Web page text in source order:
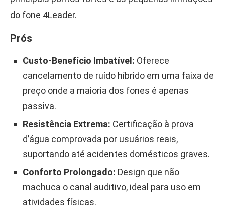
do fone 4Leader.
Prós
Custo-Benefício Imbatível: Oferece
cancelamento de ruído híbrido em uma faixa de
preço onde a maioria dos fones é apenas
passiva.
Resistência Extrema: Certificação à prova
d’água comprovada por usuários reais,
suportando até acidentes domésticos graves.
Conforto Prolongado: Design que não
machuca o canal auditivo, ideal para uso em
atividades físicas.